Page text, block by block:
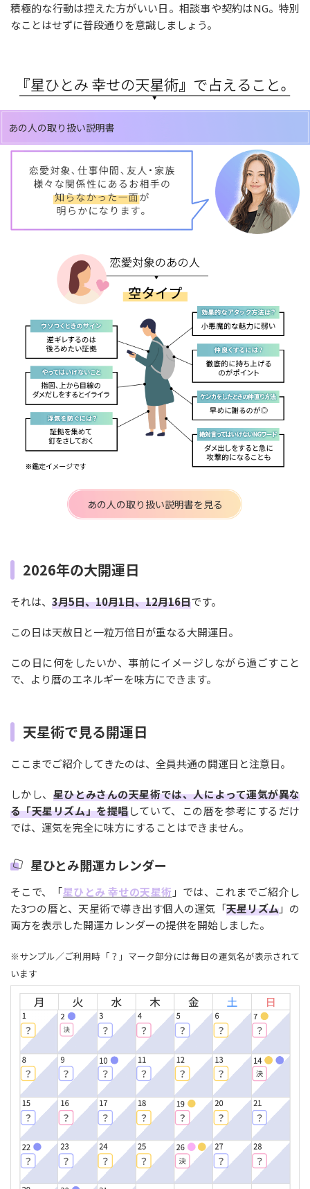
積極的な行動は控えた方がいい日。相談事や契約はNG。特別
なことはせずに普段通りを意識しましょう。
あの人の取り扱い説明書
あの人の取り扱い説明書を見る
2026年の大開運日
それは、 3月5日、10月1日、12月16日です。
この日は天赦日と一粒万倍日が重なる大開運日。
この日に何をしたいか、事前にイメージしながら過ごすこと
で、より暦のエネルギーを味方にできます。
天星術で見る開運日
ここまでご紹介してきたのは、全員共通の開運日と注意日。
しかし、 星ひとみさんの天星術では、人によって運気が異な
る「天星リズム」を提唱していて、この暦を参考にするだけ
では、運気を完全に味方にすることはできません。
星ひとみ開運カレンダー
そこで、「星ひとみ 幸せの天星術 」では、これまでご紹介し
た3つの暦と、天星術で導き出す個人の運気「天星リズム」の
両方を表示した開運カレンダーの提供を開始しました。
※サンプル／ご利用時「？」マーク部分には毎日の運気名が表示されて
います